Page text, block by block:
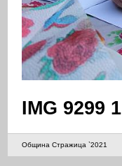
IMG 9299 1
Община Стражица `2021